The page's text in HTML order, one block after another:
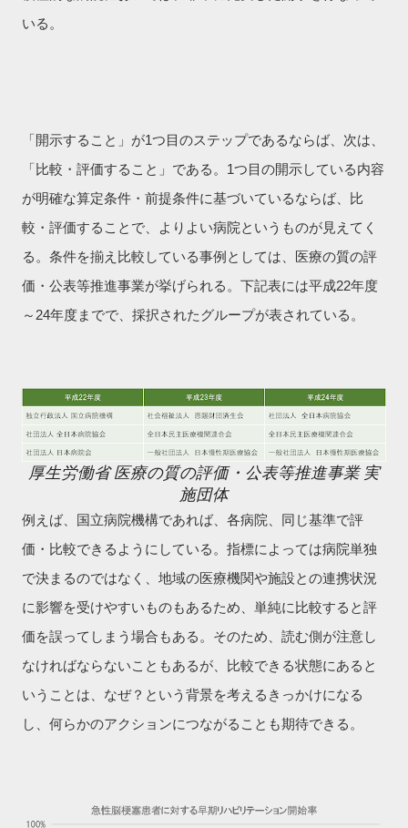
いる。
「開示すること」が1つ目のステップであるならば、次は、
「比較・評価すること」である。1つ目の開示している内容
が明確な算定条件・前提条件に基づいているならば、比
較・評価することで、よりよい病院というものが見えてく
る。条件を揃え比較している事例としては、医療の質の評
価・公表等推進事業が挙げられる。下記表には平成22年度
～24年度までで、採択されたグループが表されている。
厚生労働省 医療の質の評価・公表等推進事業 実
施団体
例えば、国立病院機構であれば、各病院、同じ基準で評
価・比較できるようにしている。指標によっては病院単独
で決まるのではなく、地域の医療機関や施設との連携状況
に影響を受けやすいものもあるため、単純に比較すると評
価を誤ってしまう場合もある。そのため、読む側が注意し
なければならないこともあるが、比較できる状態にあると
いうことは、なぜ？という背景を考えるきっかけになる
し、何らかのアクションにつながることも期待できる。